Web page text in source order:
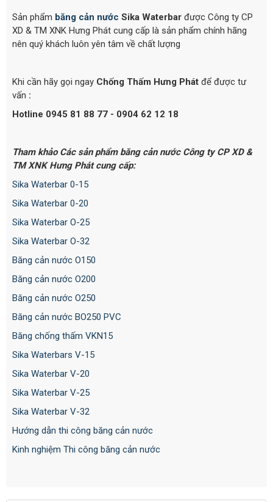
Sản phẩm băng cản nước Sika Waterbar được Công ty CP
XD & TM XNK Hưng Phát cung cấp là sản phẩm chính hãng
nên quý khách luôn yên tâm về chất lượng
Khi cần hãy gọi ngay Chống Thấm Hưng Phát để được tư
vấn :
Hotline 0945 81 88 77 - 0904 62 12 18
Tham khảo Các sản phẩm băng cản nước Công ty CP XD &
TM XNK Hưng Phátcung cấp:
Sika Waterbar 0-15
Sika Waterbar 0-20
Sika Waterbar O-25
Sika Waterbar O-32
Băng cản nước O150
Băng cản nước O200
Băng cản nước O250
Băng cản nước BO250 PVC
Băng chống thấm VKN15
Sika Waterbars V-15
Sika Waterbar V-20
Sika Waterbar V-25
Sika Waterbar V-32
Hướng dẫn thi công băng cản nước
Kinh nghiệm Thi công băng cản nước